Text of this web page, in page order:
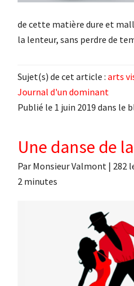
de cette matière dure et
la lenteur, sans perdre de
Sujet(s) de cet article : arts
Journal d'un dominant
Publié le 1 juin 2019 dans le
Une danse de
Par Monsieur Valmont | 282
2 minutes